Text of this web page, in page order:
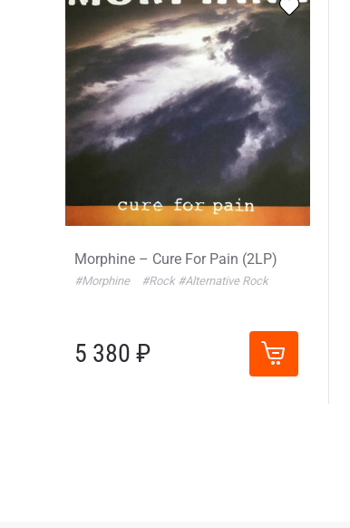
Morphine – Cure For Pain (2LP)
#Morphine #Rock #Alternative Rock
5 380 ₽